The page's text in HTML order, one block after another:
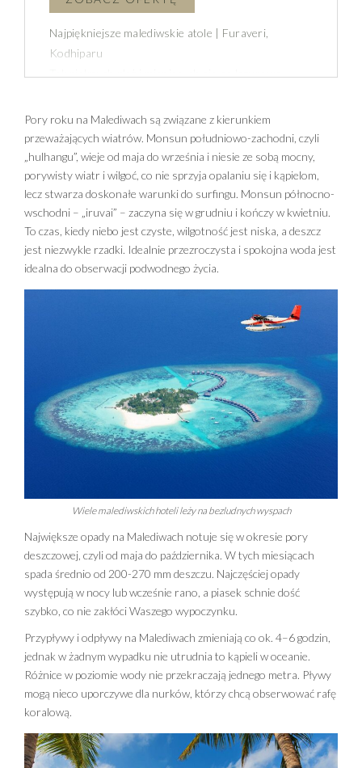
Najpiękniejsze malediwskie atole | Furaveri,
Kodhiparu
innym miejscu na świecie! Podczas wakacji na
Malediwach odkryjecie raj przeznaczony do błogiego
lenistwa oraz ucieczki od cywilizacji, codziennych
trosk i chaosu wielkich miast! Zabierzemy Was na
dwa zjawiskowe malediwskie atole, do naszych
ulubionych hoteli, gdzie zapomnicie o całym
doczesnym świecie. Zapraszamy do raju!
Pory roku na Malediwach są związane z kierunkiem
przeważających wiatrów. Monsun południowo-zachodni, czyli
„hulhangu”, wieje od maja do września i niesie ze sobą mocny,
porywisty wiatr i wilgoć, co nie sprzyja opalaniu się i kąpielom,
lecz stwarza doskonałe warunki do surfingu. Monsun północno-
wschodni – „iruvai” – zaczyna się w grudniu i kończy w kwietniu.
To czas, kiedy niebo jest czyste, wilgotność jest niska, a deszcz
jest niezwykle rzadki. Idealnie przezroczysta i spokojna woda jest
idealna do obserwacji podwodnego życia.
Wiele malediwskich hoteli leży na bezludnych wyspach
Największe opady na Malediwach notuje się w okresie pory
deszczowej, czyli od maja do października. W tych miesiącach
spada średnio od 200-270 mm deszczu. Najczęściej opady
występują w nocy lub wcześnie rano, a piasek schnie dość
szybko, co nie zakłóci Waszego wypoczynku.
Przypływy i odpływy na Malediwach zmieniają co ok. 4–6 godzin,
jednak w żadnym wypadku nie utrudnia to kąpieli w oceanie.
Różnice w poziomie wody nie przekraczają jednego metra. Pływy
mogą nieco uporczywe dla nurków, którzy chcą obserwować rafę
koralową.